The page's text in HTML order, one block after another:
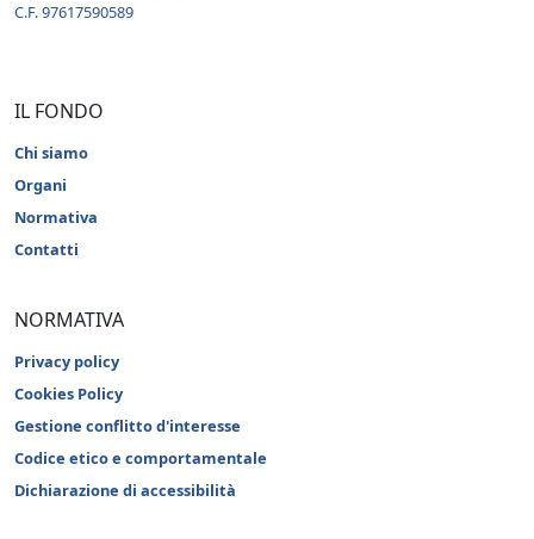
C.F. 97617590589
IL FONDO
Chi siamo
Organi
Normativa
Contatti
NORMATIVA
Privacy policy
Cookies Policy
Gestione conflitto d'interesse
Codice etico e comportamentale
Dichiarazione di accessibilità